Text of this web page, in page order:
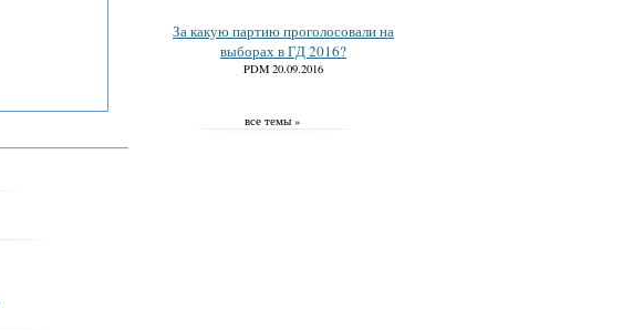
За какую партию проголосовали на
выборах в ГД 2016?
PDM 20.09.2016
все темы »